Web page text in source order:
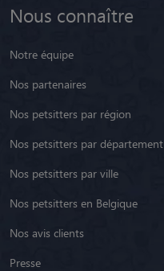
Nous connaître
Notre équipe
Nos partenaires
Nos petsitters par région
Nos petsitters par département
Nos petsitters par ville
Nos petsitters en Belgique
Nos avis clients
Presse